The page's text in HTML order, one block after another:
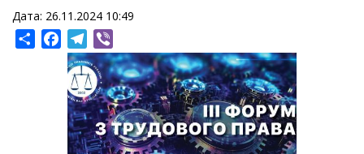
Дата: 26.11.2024 10:49
ShareFacebookTelegram